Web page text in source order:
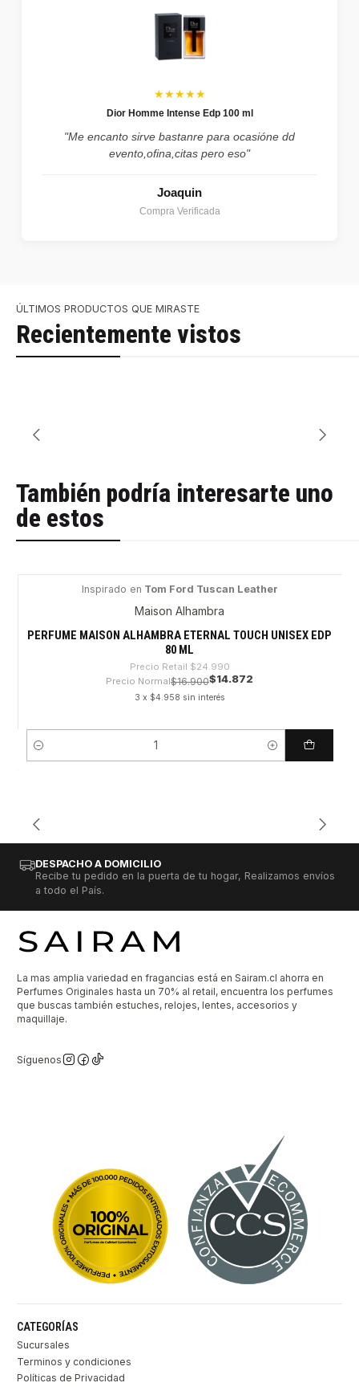
★★★★★
Dior Homme Intense Edp 100 ml
"Me encanto sirve bastanre para ocasióne dd
evento,ofina,citas pero eso"
Joaquin
Compra Verificada
ÚLTIMOS PRODUCTOS QUE MIRASTE
Recientemente vistos
También podría interesarte uno
de estos
Inspirado en Tom Ford Tuscan Leather
Maison Alhambra
PERFUME MAISON ALHAMBRA ETERNAL TOUCH UNISEX EDP
80 ML
Precio Retail $24.990
Precio Normal$16.900$14.872
3 x $4.958 sin interés
Cantidad
DESPACHO A DOMICILIO
Recibe tu pedido en la puerta de tu hogar, Realizamos envíos
a todo el País.
La mas amplia variedad en fragancias está en Sairam.cl ahorra en
Perfumes Originales hasta un 70% al retail, encuentra los perfumes
que buscas también estuches, relojes, lentes, accesorios y
maquillaje.
Síguenos
CATEGORÍAS
Sucursales
Terminos y condiciones
Políticas de Privacidad